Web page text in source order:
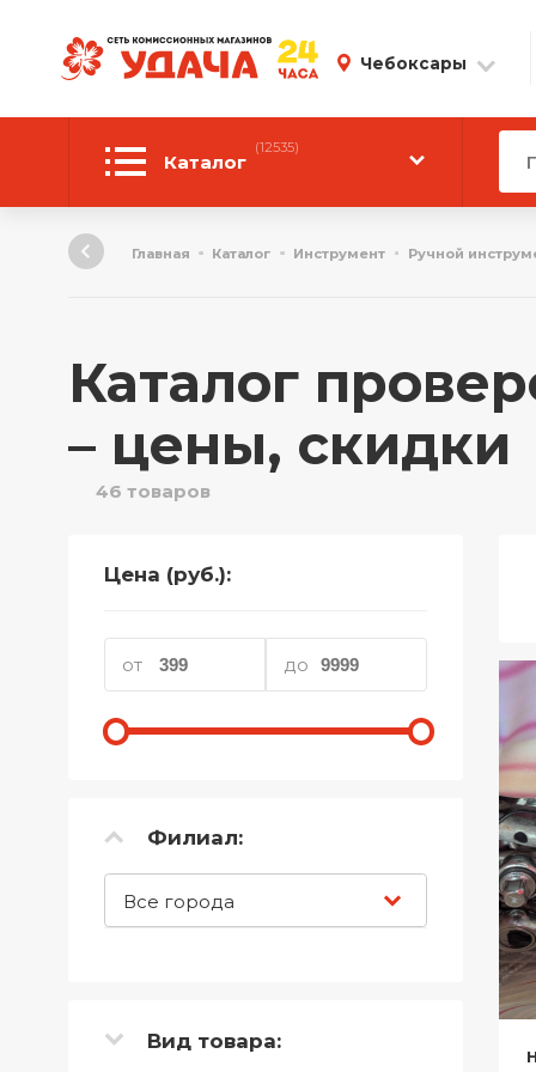
Чебоксары
Каталог
(12535)
Автотовары
Компьютерная техника
Личные вещи
ТВ и Видео
Главная Каталог Инструмент Ручной
Каталог
– цены, скидки
46 товаров
Цена (руб.):
от до
Филиал:
Все города
Вид товара: